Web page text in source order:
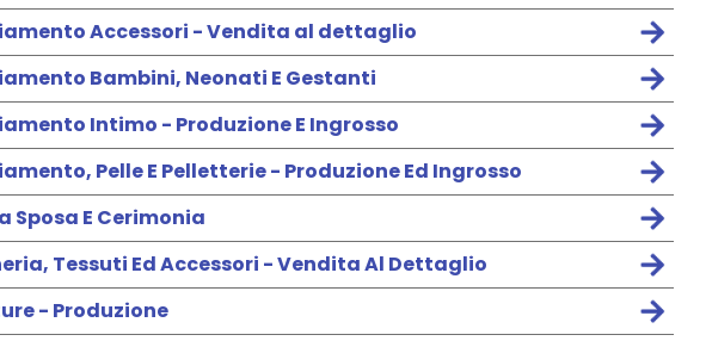
Accessori - Vendita al dettaglio
Bambini, Neonati E Gestanti
Intimo - Produzione E Ingrosso
Pelle E Pelletterie - Produzione Ed Ingrosso
Sposa E Cerimonia
Tessuti Ed Accessori - Vendita Al Dettaglio
- Produzione